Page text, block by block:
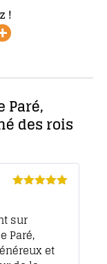
!
Paré,
des rois
sur
Paré,
et